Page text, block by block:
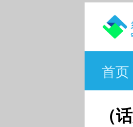
首页
（